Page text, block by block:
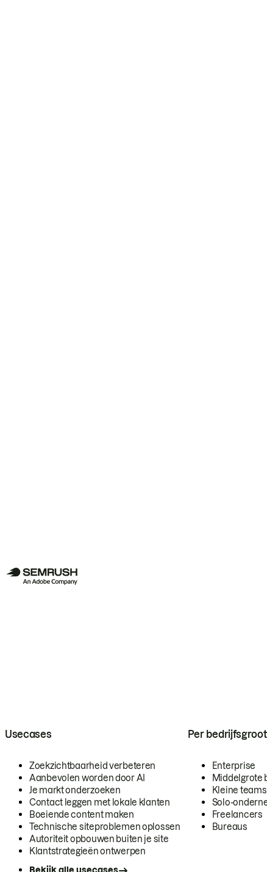
Usecases
Zoekzichtbaarheid verbeteren
Aanbevolen worden door AI
Je markt onderzoeken
Contact leggen met lokale klanten
Boeiende content maken
Technische siteproblemen oplossen
Autoriteit opbouwen buiten je site
Klantstrategieën ontwerpen
Per
Enterprise
Middelgrote
Kleine teams
Solo-
Freelancers
Bureaus